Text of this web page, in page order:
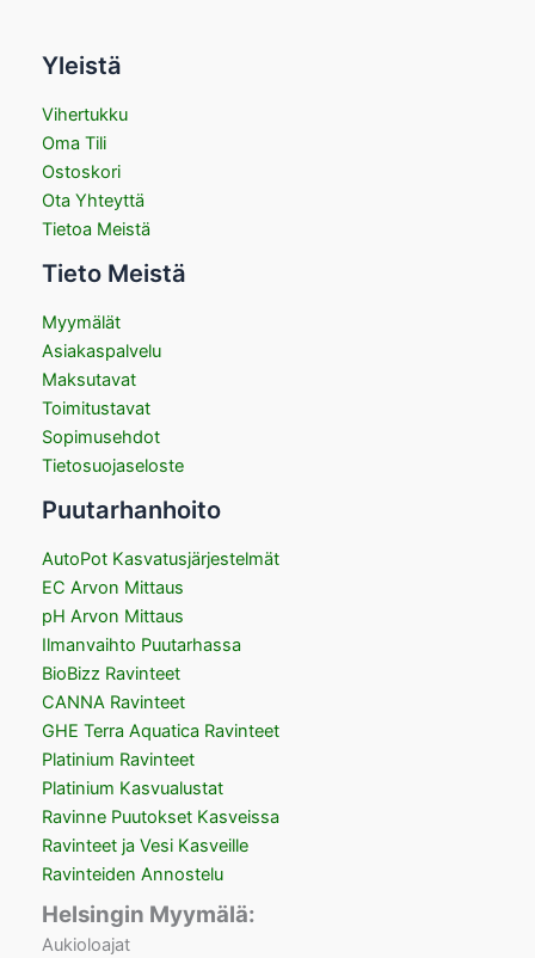
Yleistä
Vihertukku
Oma Tili
Ostoskori
Ota Yhteyttä
Tietoa Meistä
Tieto Meistä
Myymälät
Asiakaspalvelu
Maksutavat
Toimitustavat
Sopimusehdot
Tietosuojaseloste
Puutarhanhoito
AutoPot Kasvatusjärjestelmät
EC Arvon Mittaus
pH Arvon Mittaus
Ilmanvaihto Puutarhassa
BioBizz Ravinteet
CANNA Ravinteet
GHE Terra Aquatica Ravinteet
Platinium Ravinteet
Platinium Kasvualustat
Ravinne Puutokset Kasveissa
Ravinteet ja Vesi Kasveille
Ravinteiden Annostelu
Helsingin Myymälä:
Aukioloajat